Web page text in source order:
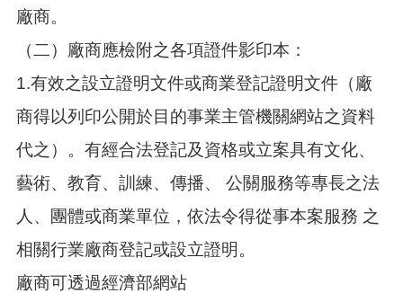
廠商。
（二）廠商應檢附之各項證件影印本：
1.有效之設立證明文件或商業登記證明文件（廠
商得以列印公開於目的事業主管機關網站之資料
代之）。有經合法登記及資格或立案具有文化、
藝術、教育、訓練、傳播、 公關服務等專長之法
人、團體或商業單位，依法令得從事本案服務 之
相關行業廠商登記或設立證明。
廠商可透過經濟部網站